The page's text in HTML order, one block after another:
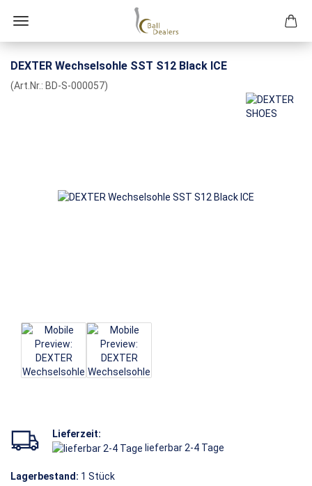
DEXTER Wechselsohle SST S12 Black ICE
(Art.Nr.: BD-S-000057)
Lieferzeit:
lieferbar 2-4 Tage
Lagerbestand: 1 Stück